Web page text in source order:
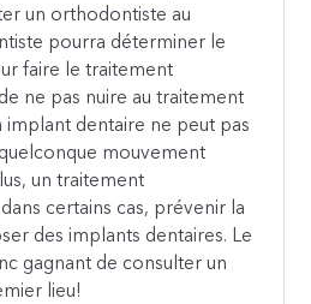
un orthodontiste au
pourra déterminer le
faire le traitement
ne pas nuire au traitement
implant dentaire ne peut pas
mouvement
un traitement
certains cas, prévenir la
des implants dentaires. Le
gagnant de consulter un
lieu!